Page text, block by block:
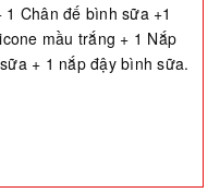
Chân đế bình sữa +1
mầu trắng + 1 Nắp
+ 1 nắp đậy bình sữa.